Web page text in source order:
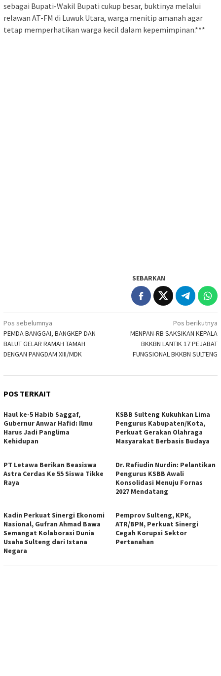
sebagai Bupati-Wakil Bupati cukup besar, buktinya melalui
relawan AT-FM di Luwuk Utara, warga menitip amanah agar
tetap memperhatikan warga kecil dalam kepemimpinan.***
SEBARKAN
Navigasi
pos
Pos sebelumnya
PEMDA BANGGAI, BANGKEP DAN
BALUT GELAR RAMAH TAMAH
DENGAN PANGDAM XIII/MDK
Pos berikutnya
MENPAN-RB SAKSIKAN KEPALA
BKKBN LANTIK 17 PEJABAT
FUNGSIONAL BKKBN SULTENG
POS TERKAIT
Haul ke-5 Habib Saggaf,
Gubernur Anwar Hafid: Ilmu
Harus Jadi Panglima
Kehidupan
KSBB Sulteng Kukuhkan Lima
Pengurus Kabupaten/Kota,
Perkuat Gerakan Olahraga
Masyarakat Berbasis Budaya
PT Letawa Berikan Beasiswa
Astra Cerdas Ke 55 Siswa Tikke
Raya
Dr. Rafiudin Nurdin: Pelantikan
Pengurus KSBB Awali
Konsolidasi Menuju Fornas
2027 Mendatang
Kadin Perkuat Sinergi Ekonomi
Nasional, Gufran Ahmad Bawa
Semangat Kolaborasi Dunia
Usaha Sulteng dari Istana
Negara
Pemprov Sulteng, KPK,
ATR/BPN, Perkuat Sinergi
Cegah Korupsi Sektor
Pertanahan